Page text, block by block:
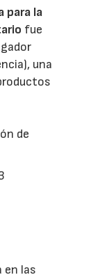
para la
fue
una
de
en las